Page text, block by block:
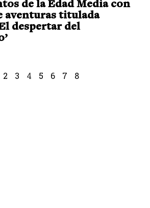
de la Edad Media con
aventuras titulada
despertar del
2 3 4 5 6 7 8